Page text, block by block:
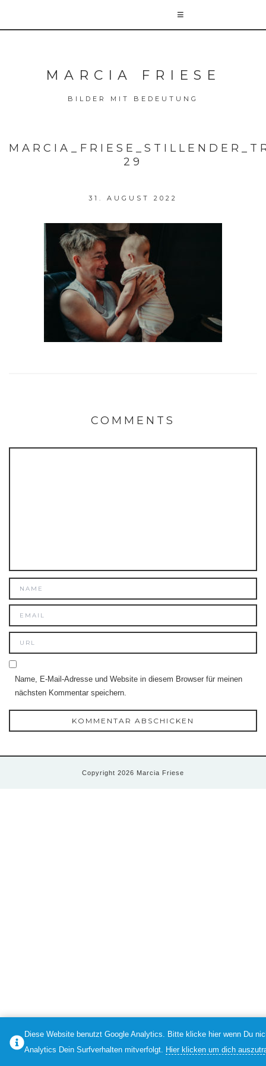
MARCIA FRIESE
BILDER MIT BEDEUTUNG
29
31. AUGUST 2022
COMMENTS
Name, E-Mail-Adresse und Website in diesem Browser für meinen
nächsten Kommentar speichern.
Copyright 2026 Marcia Friese
Diese Website benutzt Google Analytics. Bitte klicke hier wenn Du
Analytics Dein Surfverhalten mitverfolgt. Hier klicken um dich